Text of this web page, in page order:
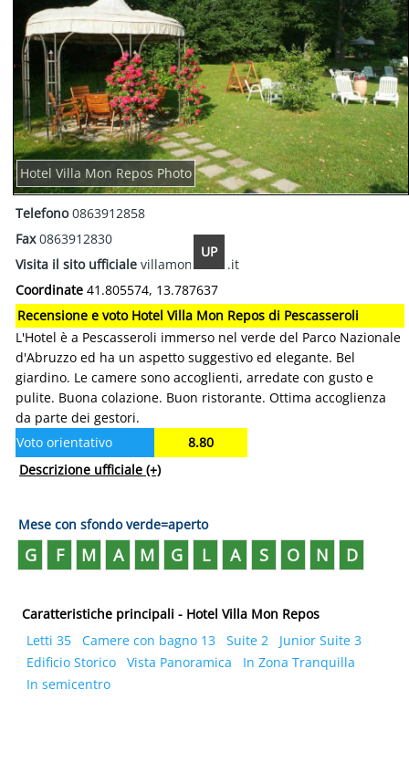
UP
Hotel Villa Mon Repos Photo
Telefono0863912858
Fax0863912830
Visita il sito ufficiale villamonrepos.it
Coordinate 41.805574, 13.787637
Recensione e voto Hotel Villa Mon Repos di Pescasseroli
L'Hotel è a Pescasseroli immerso nel verde del Parco Nazionale
d'Abruzzo ed ha un aspetto suggestivo ed elegante. Bel
giardino. Le camere sono accoglienti, arredate con gusto e
pulite. Buona colazione. Buon ristorante. Ottima accoglienza
da parte dei gestori.
Voto orientativo
8.80
Descrizione ufficiale (+)
Mese con sfondo verde=aperto
G F M A M G L A S O N D
Caratteristiche principali - Hotel Villa Mon Repos
Letti 35
Camere con bagno 13 Suite 2
Junior Suite 3
Edificio Storico
Vista Panoramica
In Zona Tranquilla
In semicentro